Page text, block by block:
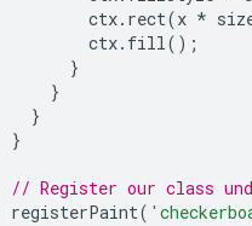
ctx. rect(x *
ctx. fill();
}
}
}
}
// Register our class
registerPaint(